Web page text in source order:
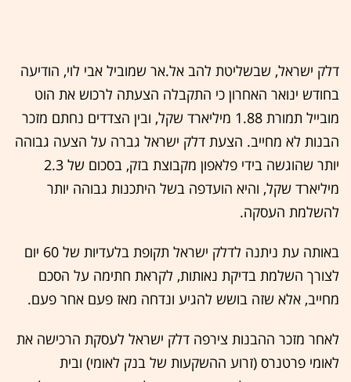
דלק ישראל, שבשליטת להב אל.אר שמוביל אבי לוי, הודיעה
בחודש ינואר האחרון כי התקבלה הצעתה לרכוש את הוט
מובייל תמורת 1.88 מיליארד שקל, ובין הצדדים נחתם מזכר
הבנות לא מחייב. הצעת דלק ישראל גברה על הצעה גבוהה
יותר שהוגשה בידי פלאפון מקבוצת בזק, בסכום של 2.3
מיליארד שקל, והיא הועדפה בשל היתכנות גבוהה יותר
להשלמת העסקה.
באותה עת ניתנה לדלק ישראל תקופת בלעדיות של 60 יום
לצורך השלמת בדיקת נאותות, לקראת חתימה על הסכם
מחייב, אלא שזה בושש להגיע ונדחה מאז פעם אחר פעם.
לאחר מזכר ההבנות צירפה דלק ישראל לעסקת הרכישה את
לאומי פרטנרס (זרוע ההשקעות של בנק לאומי) ובית